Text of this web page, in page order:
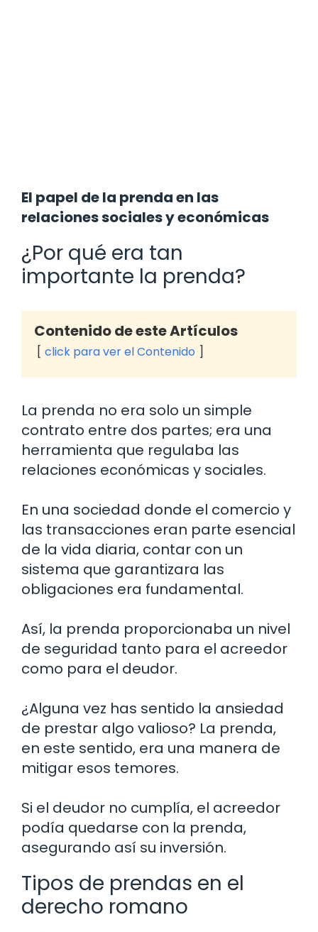
El papel de la prenda en las
relaciones sociales y económicas
¿Por qué era tan
importante la prenda?
Contenido de este Artículos
click para ver el Contenido
La prenda no era solo un simple
contrato entre dos partes; era una
herramienta que regulaba las
relaciones económicas y sociales.
En una sociedad donde el comercio y
las transacciones eran parte esencial
de la vida diaria, contar con un
sistema que garantizara las
obligaciones era fundamental.
Así, la prenda proporcionaba un nivel
de seguridad tanto para el acreedor
como para el deudor.
¿Alguna vez has sentido la ansiedad
de prestar algo valioso? La prenda,
en este sentido, era una manera de
mitigar esos temores.
Si el deudor no cumplía, el acreedor
podía quedarse con la prenda,
asegurando así su inversión.
Tipos de prendas en el
derecho romano